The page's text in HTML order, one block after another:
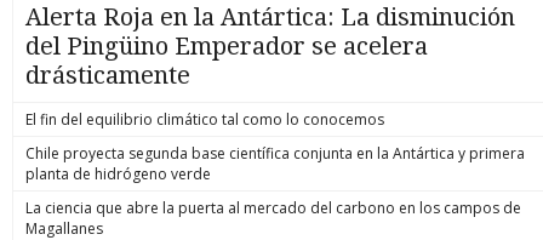
Alerta Roja en la Antártica: La disminución
del Pingüino Emperador se acelera
drásticamente
El fin del equilibrio climático tal como lo conocemos
Chile proyecta segunda base científica conjunta en la Antártica y primera
planta de hidrógeno verde
La ciencia que abre la puerta al mercado del carbono en los campos de
Magallanes